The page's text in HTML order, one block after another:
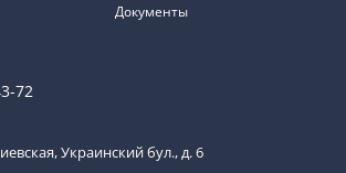
Документы
72
Украинский бул., д. 6